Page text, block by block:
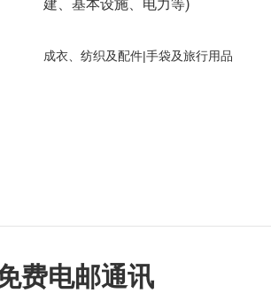
建、基本设施、电力等)
成衣、纺织及配件|手袋及旅行用品
费电邮通讯